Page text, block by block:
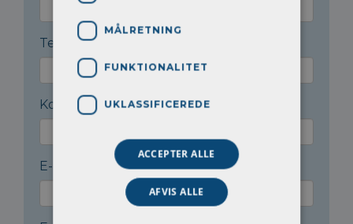
Telefon*
Kontaktperson*
E-mail til kontaktperson*
MÅLRETNING
FUNKTIONALITET
UKLASSIFICEREDE
ACCEPTER ALLE
AFVIS ALLE